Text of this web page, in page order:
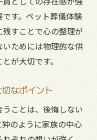
す。ペット葬儀体験
すことで心の整理が
ためには物理的な供
が大切です。
なポイント
ことは、後悔しない
のように家族の中心